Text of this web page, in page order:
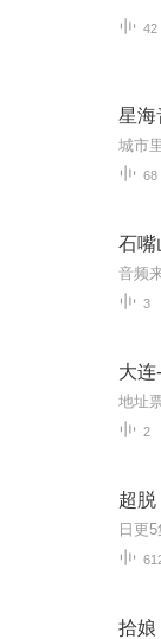
42
星海
68
石嘴
3
大连
地址
2
超脱
拾娘